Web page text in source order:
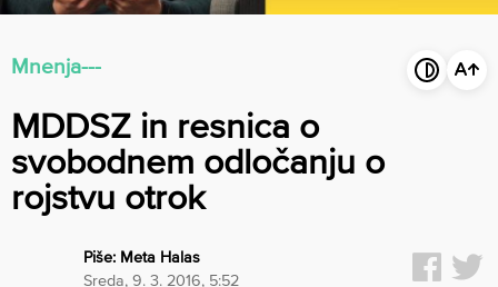
Mnenja---
MDDSZ in resnica o
svobodnem odločanju o
rojstvu otrok
Piše: Meta Halas
sreda, 9. 3. 2016, 5:52